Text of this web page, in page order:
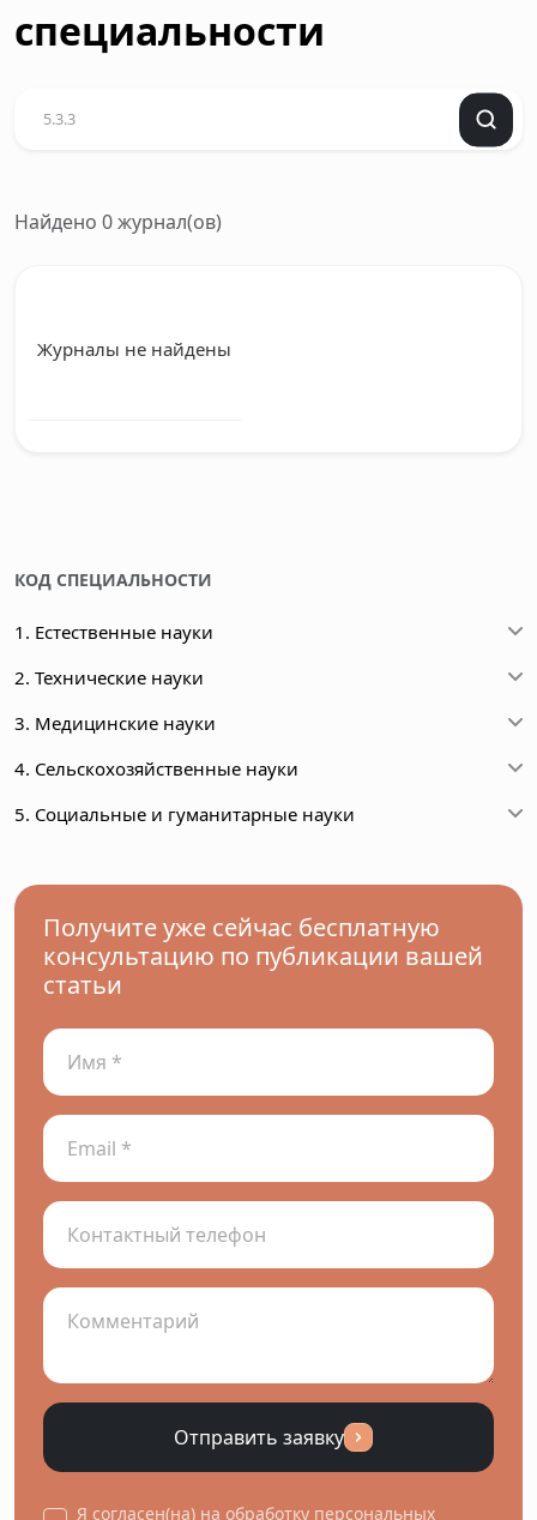
специальности
Найдено 0 журнал(ов)
Журналы не найдены
КОД СПЕЦИАЛЬНОСТИ
1. Естественные науки
2. Технические науки
3. Медицинские науки
4. Сельскохозяйственные науки
5. Социальные и гуманитарные науки
Получите уже сейчас бесплатную
консультацию по публикации вашей
статьи
Отправить заявку
Я согласен(на) на обработку персональных